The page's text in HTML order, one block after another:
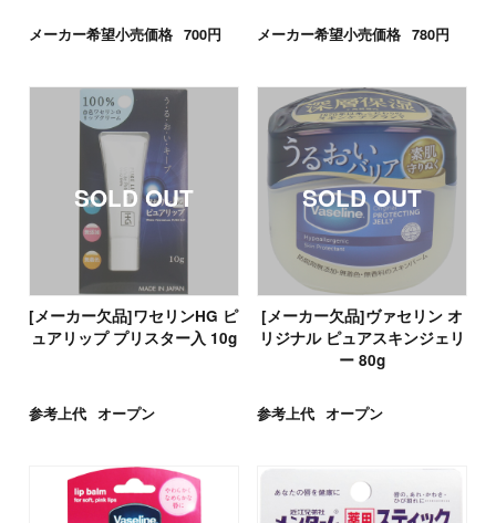
メーカー希望小売価格 700円 メーカー希望小売価格 780円
[メーカー欠品]ワセリンHG ピ
ュアリップ プリスター入 10g
参考上代 オープン
[メーカー欠品]ヴァセリン オ
リジナル ピュアスキンジェリ
ー 80g
参考上代 オープン